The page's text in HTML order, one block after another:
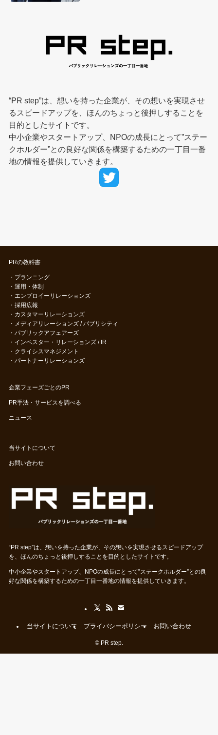
“PR step”は、想いを持った企業が、その想いを実現させ
るスピードアップを、ほんのちょっと後押しすることを
目的としたサイトです。
中小企業やスタートアップ、NPOの成長にとって”ステー
クホルダー”との良好な関係を構築するための一丁目一番
地の情報を提供していきます。
PRの教科書
・ プランニング
・ 運用・体制
・ エンプロイーリレーションズ
・ 採用広報
・ カスタマーリレーションズ
・ メディアリレーションズ / パブリシティ
・ パブリックアフェアーズ
・ インベスター・リレーションズ / IR
・ クライシスマネジメント
・ パートナーリレーションズ
企業フェーズごとのPR
PR手法・サービスを調べる
ニュース
当サイトについて
お問い合わせ
“PR step”は、想いを持った企業が、その想いを実現させるスピードアップ
を、ほんのちょっと後押しすることを目的としたサイトです。
中小企業やスタートアップ、NPOの成長にとって”ステークホルダー”との良
好な関係を構築するための一丁目一番地の情報を提供していきます。
当サイトについて プライバシーポリシー お問い合わせ
© PR step.